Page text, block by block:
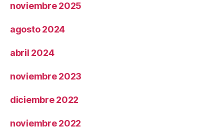
noviembre 2025
agosto 2024
abril 2024
noviembre 2023
diciembre 2022
noviembre 2022